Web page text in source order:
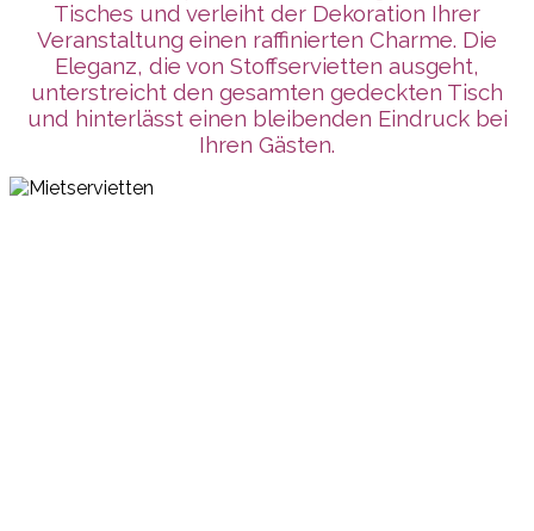
Tisches und verleiht der Dekoration Ihrer
Veranstaltung einen raffinierten Charme. Die
Eleganz, die von Stoffservietten ausgeht,
unterstreicht den gesamten gedeckten Tisch
und hinterlässt einen bleibenden Eindruck bei
Ihren Gästen.